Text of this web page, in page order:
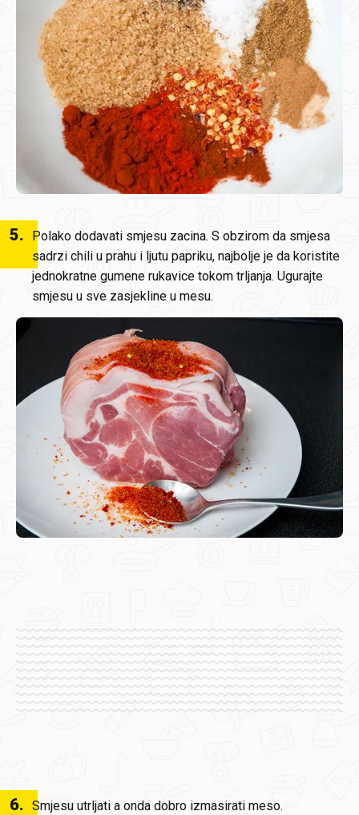
5.
Polako dodavati smjesu zacina. S obzirom da smjesa
sadrzi chili u prahu i ljutu papriku, najbolje je da koristite
jednokratne gumene rukavice tokom trljanja. Ugurajte
smjesu u sve zasjekline u mesu.
6. Smjesu utrljati a onda dobro izmasirati meso.